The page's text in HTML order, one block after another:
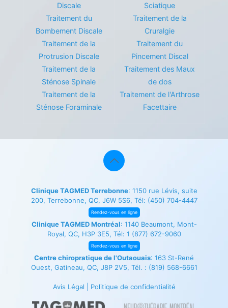
Discale
Traitement du
Bombement Discale
Traitement de la
Protrusion Discale
Traitement de la
Sténose Spinale
Traitement de la
Sténose Foraminale
Sciatique
Traitement de la
Cruralgie
Traitement du
Pincement Discal
Traitement des Maux
de dos
Traitement de l'Arthrose
Facettaire
Clinique TAGMED Terrebonne: 1150 rue Lévis, suite
200, Terrebonne, QC, J6W 5S6, Tél: (450) 704-4447
Rendez-vous en ligne
Clinique TAGMED Montréal: 1140 Beaumont, Mont-
Royal, QC, H3P 3E5, Tél: 1 (877) 672-9060
Rendez-vous en ligne
Centre chiropratique de l'Outaouais: 163 St-René
Ouest, Gatineau, QC, J8P 2V5, Tél. : (819) 568-6661
Avis Légal Politique de confidentialité